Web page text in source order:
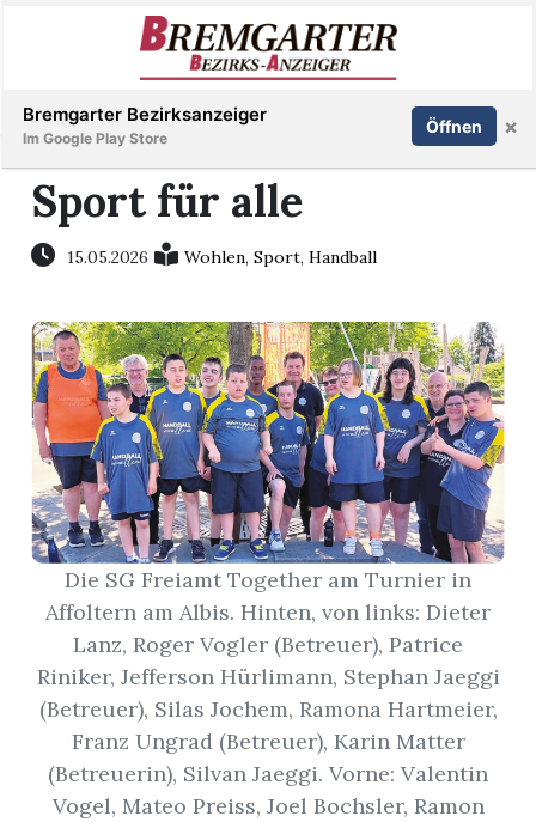
Immobilien
Stellen
E-
Paper
Newsletter
App
Bremgarten
Inserieren Abonnieren Anmelden
Sport für alle
15.05.2026 Wohlen,Sport,Handball
Die SG Freiamt Together am Turnier in
Affoltern am Albis. Hinten, von links: Dieter
Lanz, Roger Vogler (Betreuer), Patrice
Riniker, Jefferson Hürlimann, Stephan Jaeggi
(Betreuer), Silas Jochem, Ramona Hartmeier,
Franz Ungrad (Betreuer), Karin Matter
(Betreuerin), Silvan Jaeggi. Vorne: Valentin
Vogel, Mateo Preiss, Joel Bochsler, Ramon
Bremgarter Bezirksanzeiger
Im Google Play Store
Öffnen ×